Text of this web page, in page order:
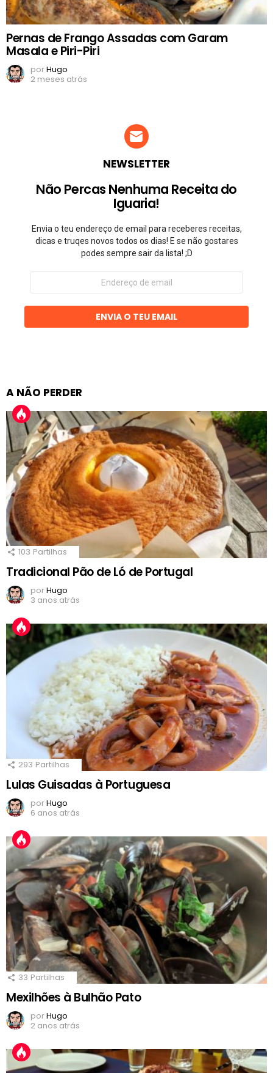
Pernas de Frango Assadas com Garam
Masala e Piri-Piri
porHugo
2 meses atrás
NEWSLETTER
Não Percas Nenhuma Receita do
Iguaria!
Envia o teu endereço de email para receberes receitas,
dicas e truqes novos todos os dias! E se não gostares
podes sempre sair da lista! ;D
Endereço
email
ENVIA O TEU EMAIL
A NÃO PERDER
103 Partilhas
Tradicional Pão de Ló de Portugal
porHugo
3 anos atrás
293 Partilhas
Lulas Guisadas à Portuguesa
porHugo
6 anos atrás
33 Partilhas
Mexilhões à Bulhão Pato
porHugo
2 anos atrás